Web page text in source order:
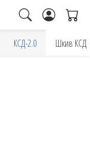
КСД-2.0 Шкив КСД